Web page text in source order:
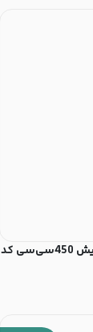
کاسه دوجداره بی‌وی‌کی گنجایش 450سی‌سی کد